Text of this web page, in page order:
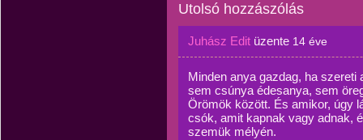
Utolsó hozzászólás
Juhász Edit üzente 14 éve
Minden anya gazdag, ha
sem csúnya édesanya, sem
Örömök között. És amikor, úgy
csók, amit kapnak vagy adnak,
szemük mélyén.